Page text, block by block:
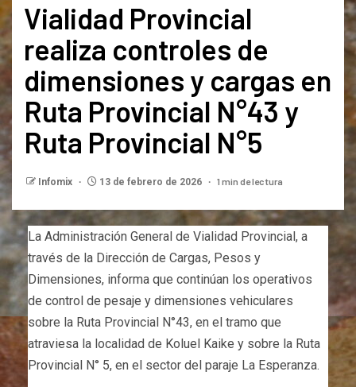
Vialidad Provincial
realiza controles de
dimensiones y cargas en
Ruta Provincial N°43 y
Ruta Provincial N°5
Infomix 13 de febrero de 2026 1 min de lectura
La Administración General de Vialidad Provincial, a
través de la Dirección de Cargas, Pesos y
Dimensiones, informa que continúan los operativos
de control de pesaje y dimensiones vehiculares
sobre la Ruta Provincial N°43, en el tramo que
atraviesa la localidad de Koluel Kaike y sobre la Ruta
Provincial N° 5, en el sector del paraje La Esperanza.